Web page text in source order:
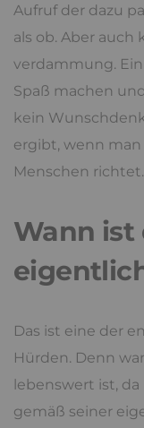
Aufruf der dazu
als ob. Aber auch
verdammung.
Spaß machen
kein
ergibt, wenn
Menschen richtet.
Wann ist
Das ist eine der
Hürden. Denn
lebenswert ist,
gemäß seiner